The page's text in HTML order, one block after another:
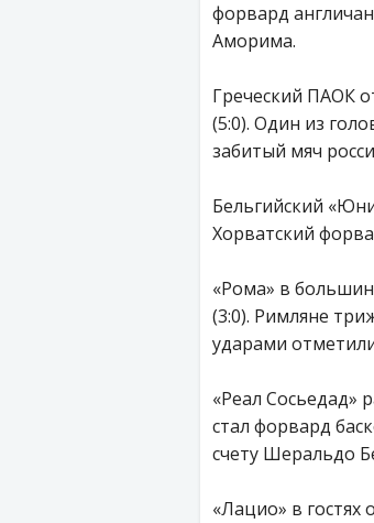
форвард
Аморима.
Греческий ПАОК
(5:0). Один из
забитый мяч
Бельгийский
Хорватский
«Рома» в
(3:0). Римляне
ударами
«Реал Сосьедад»
стал форвард
счету Шеральдо
«Лацио» в гостях